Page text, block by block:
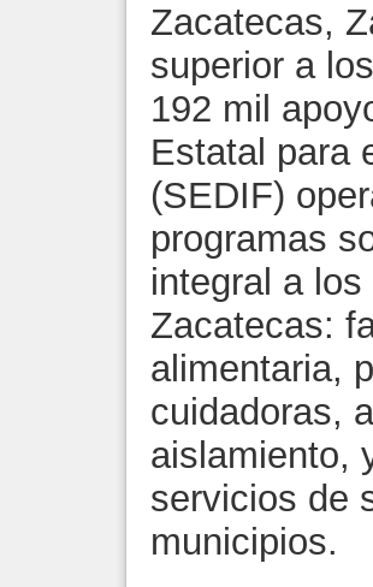
Zacatecas,
superior a
192 mil
Estatal para
(SEDIF)
programas
integral a
Zacatecas:
alimentaria,
cuidadoras,
aislamiento,
servicios de
municipios.